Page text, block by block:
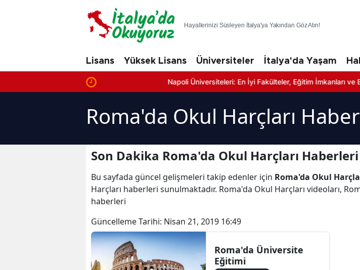
Hayallerinizi Süsleyen İtalya'ya Yakından Göz Atın!
Lisans Yüksek Lisans Üniversiteler İtalya'da Yaşam
Napoli Üniversiteleri: En İyi Fakülteler, Eğitim İmkanları ve Başvuru
Roma'da Okul Harçları
Son Dakika Roma'da Okul Harçları Haberleri
Bu sayfada güncel gelişmeleri takip edenler için Roma'da Okul
Harçları haberleri sunulmaktadır. Roma'da Okul Harçları videoları,
haberleri
Güncelleme Tarihi: Nisan 21, 2019 16:49
Roma'da Üniversite
Eğitimi